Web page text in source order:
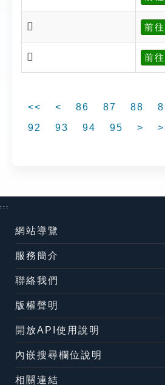
𠏡 前往
𠏢 前往
<< < 86 87 88
92
93 94 95 >
:::
網站導覽
服務簡介
聯絡我們
版權聲明
開放API使用說明
內嵌搜尋欄位說明
相關連結